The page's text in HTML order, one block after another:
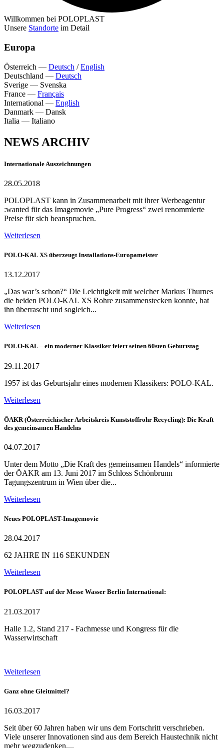
Willkommen bei POLOPLAST
Unsere Standorte im Detail
Europa
Österreich — Deutsch /English
Deutschland — Deutsch
Sverige — Svenska
France — Français
International — English
Danmark — Dansk
Italia — Italiano
NEWS ARCHIV
Internationale Auszeichnungen
28.05.2018
POLOPLAST kann in Zusammenarbeit mit ihrer Werbeagentur
:wanted für das Imagemovie „Pure Progress“ zwei renommierte
Preise für sich beanspruchen.
Weiterlesen
POLO-KAL XS überzeugt Installations-Europameister
13.12.2017
„Das war’s schon?“ Die Leichtigkeit mit welcher Markus Thurnes
die beiden POLO-KAL XS Rohre zusammenstecken konnte, hat
ihn überrascht und sogleich...
Weiterlesen
POLO-KAL – ein moderner Klassiker feiert seinen 60sten Geburtstag
29.11.2017
1957 ist das Geburtsjahr eines modernen Klassikers: POLO-KAL.
Weiterlesen
ÖAKR (Österreichischer Arbeitskreis Kunststoffrohr Recycling): Die Kraft
des gemeinsamen Handelns
04.07.2017
Unter dem Motto „Die Kraft des gemeinsamen Handels“ informierte
der ÖAKR am 13. Juni 2017 im Schloss Schönbrunn
Tagungszentrum in Wien über die...
Weiterlesen
Neues POLOPLAST-Imagemovie
28.04.2017
62 JAHRE IN 116 SEKUNDEN
Weiterlesen
POLOPLAST auf der Messe Wasser Berlin International:
21.03.2017
Halle 1.2, Stand 217 - Fachmesse und Kongress für die
Wasserwirtschaft
Weiterlesen
Ganz ohne Gleitmittel?
16.03.2017
Seit über 60 Jahren haben wir uns dem Fortschritt verschrieben.
Viele unserer Innovationen sind aus dem Bereich Haustechnik nicht
mehr wegzudenken....